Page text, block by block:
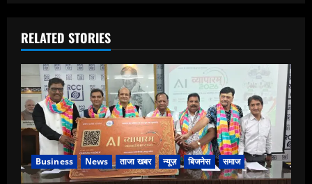
RELATED STORIES
Business News ताजा खबर न्यूज़ बिजनेस समाज